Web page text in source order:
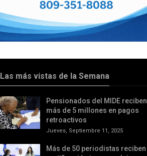
Las más vistas de la Semana
Pensionados del MIDE reciben
más de 5 millones en pagos
retroactivos
Jueves, Septiembre 11, 2025
Más de 50 periodistas reciben